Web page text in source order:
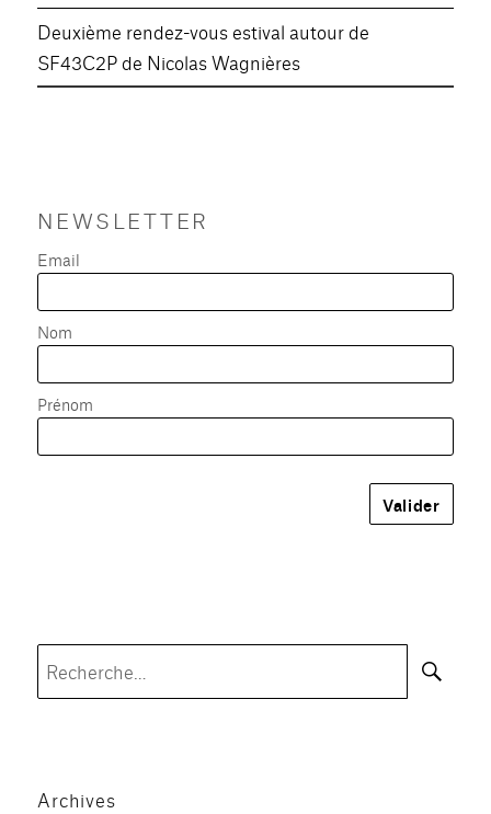
Deuxième rendez-vous estival autour de
SF43C2P de Nicolas Wagnières
NEWSLETTER
Email
Nom
Prénom
Archives